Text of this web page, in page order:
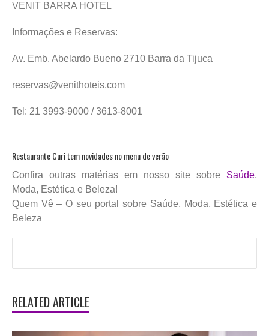
VENIT BARRA HOTEL
Informações e Reservas:
Av. Emb. Abelardo Bueno 2710 Barra da Tijuca
reservas@venithoteis.com
Tel: 21 3993-9000 / 3613-8001
Restaurante Curi tem novidades no menu de verão
Confira outras matérias em nosso site sobre Saúde,
Moda, Estética e Beleza!
Quem Vê – O seu portal sobre Saúde, Moda, Estética e
Beleza
RELATED ARTICLE